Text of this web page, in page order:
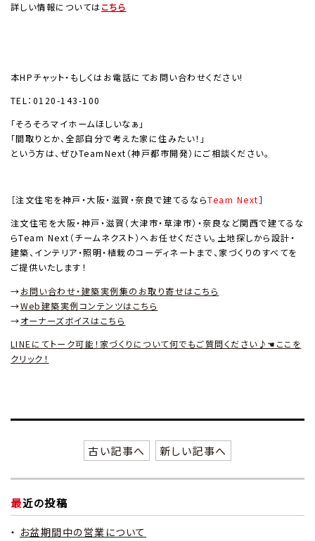
詳しい情報についてはこちら
本HPチャット・もしくはお電話にてお問い合わせください!
TEL：0120-143-100
「そろそろマイホームほしいなぁ」
「間取りとか、全部自分で考えた家に住みたい！」
という方は、ぜひTeamNext（神戸都市開発）にご相談ください。
［注文住宅を神戸・大阪・滋賀・奈良で建てるならTeam Next］
注文住宅を大阪・神戸・滋賀（大津市・草津市）・奈良など関西で建てるな
らTeam Next（チームネクスト）へお任せください。土地探しから設計・
建築、インテリア・照明・植栽のコーディネートまで、家づくりのすべてを
ご提供いたします！
→お問い合わせ・建築実例集のお取り寄せはこちら
→Web建築実例コンテンツはこちら
→オーナーズボイスはこちら
LINEにてトーク可能！家づくりについて何でもご質問ください♪☚ここを
クリック！
古い記事へ 新しい記事へ
最近の投稿
お盆期間中の営業について